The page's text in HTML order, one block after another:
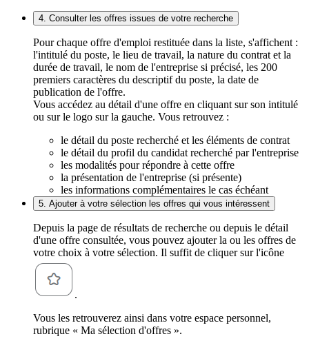
4. Consulter les offres issues de votre recherche
Pour chaque offre d'emploi restituée dans la liste, s'affichent :
l'intitulé du poste, le lieu de travail, la nature du contrat et la
durée de travail, le nom de l'entreprise si précisé, les 200
premiers caractères du descriptif du poste, la date de
publication de l'offre.
Vous accédez au détail d'une offre en cliquant sur son intitulé
ou sur le logo sur la gauche. Vous retrouvez :
le détail du poste recherché et les éléments de contrat
le détail du profil du candidat recherché par l'entreprise
les modalités pour répondre à cette offre
la présentation de l'entreprise (si présente)
les informations complémentaires le cas échéant
5. Ajouter à votre sélection les offres qui vous intéressent
Depuis la page de résultats de recherche ou depuis le détail
d'une offre consultée, vous pouvez ajouter la ou les offres de
votre choix à votre sélection. Il suffit de cliquer sur l'icône
.
Vous les retrouverez ainsi dans votre espace personnel,
rubrique « Ma sélection d'offres ».